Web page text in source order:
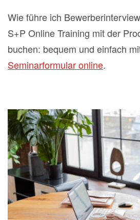
Wie führe ich
S+P Online Training mit der
buchen: bequem und einfach
Seminarformular online.